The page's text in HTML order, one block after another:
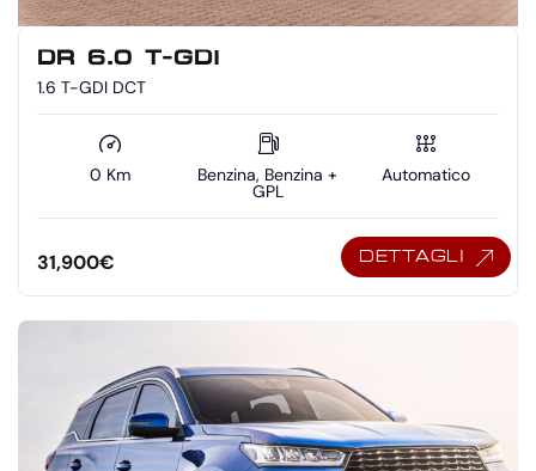
DR 6.0 T-GDI
1.6 T-GDI DCT
0 Km Benzina, Benzina +
GPL
Automatico
31,900€ DETTAGLI